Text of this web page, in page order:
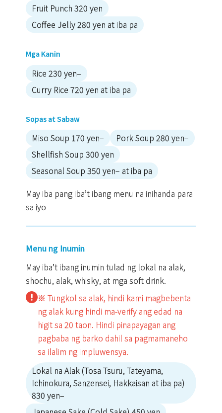
Fruit Punch 320 yen
Coffee Jelly 280 yen at iba pa
Mga Kanin
Rice 230 yen–
Curry Rice 720 yen at iba pa
Sopas at Sabaw
Miso Soup 170 yen–
Pork Soup 280 yen–
Shellfish Soup 300 yen
Seasonal Soup 350 yen– at iba pa
May iba pang iba’t ibang menu na inihanda para
sa iyo
Menu ng Inumin
May iba’t ibang inumin tulad ng lokal na alak,
shochu, alak, whisky, at mga soft drink.
※ Tungkol sa alak, hindi kami magbebenta
ng alak kung hindi ma-verify ang edad na
higit sa 20 taon. Hindi pinapayagan ang
pagbaba ng barko dahil sa pagmamaneho
sa ilalim ng impluwensya.
Lokal na Alak (Tosa Tsuru, Tateyama,
Ichinokura, Sanzensei, Hakkaisan at iba pa)
830 yen–